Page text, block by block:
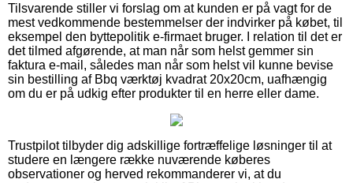
Tilsvarende stiller vi forslag om at kunden er på vagt for de
mest vedkommende bestemmelser der indvirker på købet, til
eksempel den byttepolitik e-firmaet bruger. I relation til det er
det tilmed afgørende, at man når som helst gemmer sin
faktura e-mail, således man når som helst vil kunne bevise
sin bestilling af Bbq værktøj kvadrat 20x20cm, uafhængig
om du er på udkig efter produkter til en herre eller dame.
Trustpilot tilbyder dig adskillige fortræffelige løsninger til at
studere en længere række nuværende køberes
observationer og herved rekommanderer vi, at du